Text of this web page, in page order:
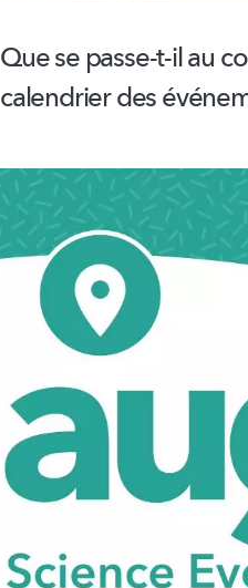
Que se passe-t-il au
calendrier des